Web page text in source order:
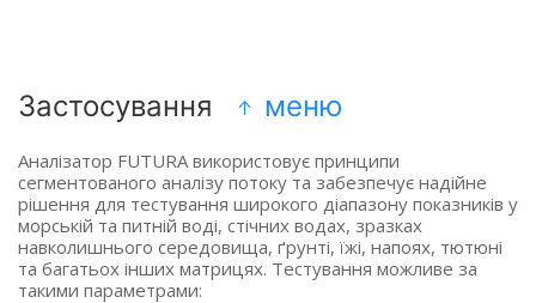
Застосування меню
Аналізатор FUTURA використовує принципи
сегментованого аналізу потоку та забезпечує надійне
рішення для тестування широкого діапазону показників у
морській та питній воді, стічних водах, зразках
навколишнього середовища, ґрунті, їжі, напоях, тютюні
та багатьох інших матрицях. Тестування можливе за
такими параметрами: